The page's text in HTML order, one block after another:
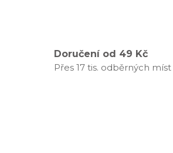
Doručení od 49 Kč
Přes 17 tis. odběrných míst